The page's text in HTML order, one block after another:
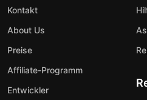
Kontakt
About Us
Preise
Affiliate-Programm
Entwickler